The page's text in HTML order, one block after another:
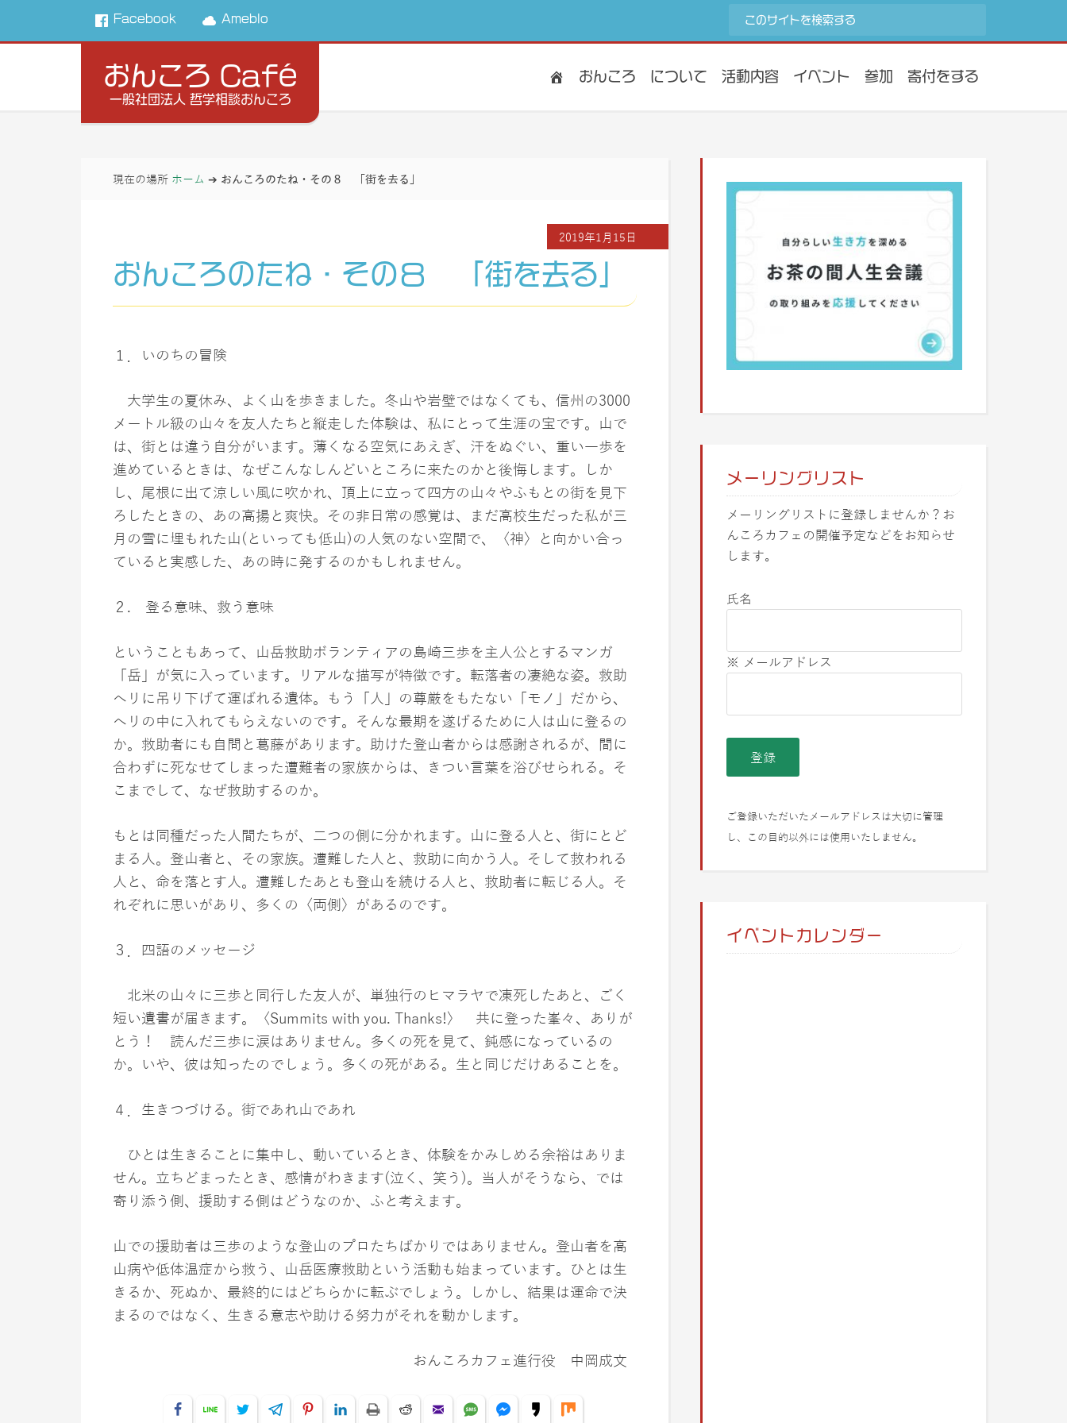
Facebook Ameblo
おんころ Café
一般社団法人 哲学相談おんころ
おんころ について 活動内容 イベント 参加 寄付をする
現在の場所 ホーム ➔ おんころのたね・その８ 「街を去る」
2019年1月15日
おんころのたね・その８ 「街を去る」
１．いのちの冒険
大学生の夏休み、よく山を歩きました。冬山や岩壁ではなくても、信州の3000
メートル級の山々を友人たちと縦走した体験は、私にとって生涯の宝です。山で
は、街とは違う自分がいます。薄くなる空気にあえぎ、汗をぬぐい、重い一歩を
進めているときは、なぜこんなしんどいところに来たのかと後悔します。しか
し、尾根に出て涼しい風に吹かれ、頂上に立って四方の山々やふもとの街を見下
ろしたときの、あの高揚と爽快。その非日常の感覚は、まだ高校生だった私が三
月の雪に埋もれた山(といっても低山)の人気のない空間で、〈神〉と向かい合っ
ていると実感した、あの時に発するのかもしれません。
２. 登る意味、救う意味
ということもあって、山岳救助ボランティアの島崎三歩を主人公とするマンガ
「岳」が気に入っています。リアルな描写が特徴です。転落者の凄絶な姿。救助
ヘリに吊り下げて運ばれる遺体。もう「人」の尊厳をもたない「モノ」だから、
ヘリの中に入れてもらえないのです。そんな最期を遂げるために人は山に登るの
か。救助者にも自問と葛藤があります。助けた登山者からは感謝されるが、間に
合わずに死なせてしまった遭難者の家族からは、きつい言葉を浴びせられる。そ
こまでして、なぜ救助するのか。
もとは同種だった人間たちが、二つの側に分かれます。山に登る人と、街にとど
まる人。登山者と、その家族。遭難した人と、救助に向かう人。そして救われる
人と、命を落とす人。遭難したあとも登山を続ける人と、救助者に転じる人。そ
れぞれに思いがあり、多くの〈両側〉があるのです。
３．四語のメッセージ
北米の山々に三歩と同行した友人が、単独行のヒマラヤで凍死したあと、ごく
短い遺書が届きます。〈Summits with you. Thanks!〉 共に登った峯々、ありが
とう！ 読んだ三歩に涙はありません。多くの死を見て、鈍感になっているの
か。いや、彼は知ったのでしょう。多くの死がある。生と同じだけあることを。
４．生きつづける。街であれ山であれ
ひとは生きることに集中し、動いているとき、体験をかみしめる余裕はありま
せん。立ちどまったとき、感情がわきます(泣く、笑う)。当人がそうなら、では
寄り添う側、援助する側はどうなのか、ふと考えます。
山での援助者は三歩のような登山のプロたちばかりではありません。登山者を高
山病や低体温症から救う、山岳医療救助という活動も始まっています。ひとは生
きるか、死ぬか、最終的にはどちらかに転ぶでしょう。しかし、結果は運命で決
まるのではなく、生きる意志や助ける努力がそれを動かします。
おんころカフェ進行役 中岡成文
Facebook
Line Twitter TelegramPinterestLinkedInPrint Reddit Yahoo Mail
SMS Facebook Messenger
Kakao
メーリングリスト
メーリングリストに登録しませんか？お
んころカフェの開催予定などをお知らせ
します。
氏名
※ メールアドレス
ご登録いただいたメールアドレスは大切に管理
し、この目的以外には使用いたしません。
イベントカレンダー